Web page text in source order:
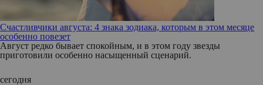
Счастливчики августа: 4 знака зодиака, которым в этом месяце
особенно повезет
Август редко бывает спокойным, и в этом году звезды
приготовили особенно насыщенный сценарий.
сегодня